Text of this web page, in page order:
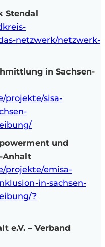
Stendal
netzwerk/netzwerk-
in Sachsen-
projekte/sisa-
und
Anhalt
projekte/emisa-
in-sachsen-
?
e.V. – Verband